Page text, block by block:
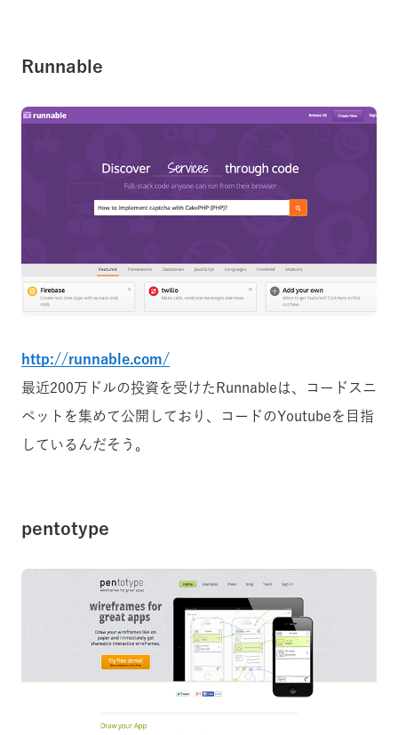
Runnable
http://runnable.com/
最近200万ドルの投資を受けたRunnableは、コードスニ
ペットを集めて公開しており、コードのYoutubeを目指
しているんだそう。
pentotype